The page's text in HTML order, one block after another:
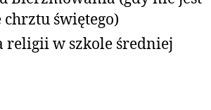
świętego)
religii w szkole średniej